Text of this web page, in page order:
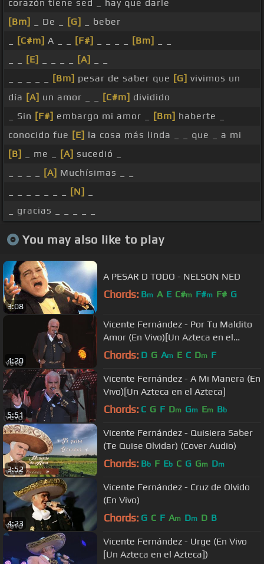
corazón tiene sed _ hay que darle
[Bm]
_ De _ [G]
_ beber
[C#m] A _ _ [F#] [Bm]
[E] [A]
[Bm] pesar de saber que [G] vivimos un
día [A] un amor _ _ [C#m] dividido
_ Sin [F#] embargo mi amor _ [Bm] haberte _
conocido fue [E] la cosa más linda _ _ que _ a mi
[B]
_ me _ [A] sucedió _
[A] Muchísimas _ _
[N]
_ gracias _ _ _ _ _
You may also like to play
3:08
A PESAR D TODO - NELSON NED
Chords: Bm A E C#m F#m F# G
4:20
Vicente Fernández - Por Tu Maldito
Amor (En Vivo)[Un Azteca en el
Azteca]
Chords: D G Am E C Dm F
5:51
Vicente Fernández - A Mi Manera (En
Vivo)[Un Azteca en el Azteca]
Chords: C G F Dm Gm Em Bb
3:52
Vicente Fernández - Quisiera Saber
(Te Quise Olvidar) (Cover Audio)
Chords: Bb F Eb C G Gm Dm
4:23
Vicente Fernández - Cruz de Olvido
(En Vivo)
Chords: G C F Am Dm D B
Vicente Fernández - Urge (En Vivo
[Un Azteca en el Azteca])